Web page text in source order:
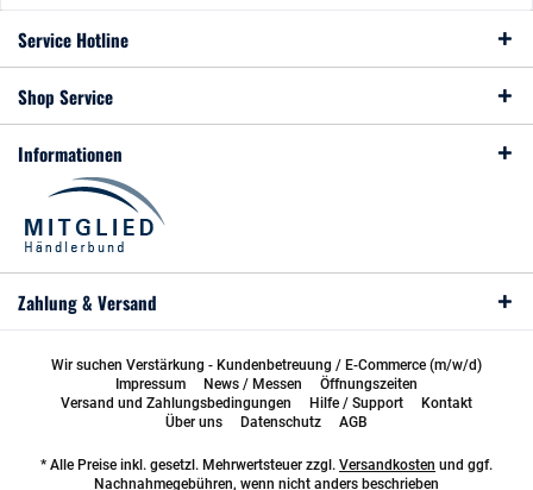
Service Hotline
Shop Service
Informationen
Zahlung & Versand
Wir suchen Verstärkung - Kundenbetreuung / E-Commerce (m/w/d)
Impressum
News / Messen
Öffnungszeiten
Versand und Zahlungsbedingungen
Hilfe / Support
Kontakt
Über uns
Datenschutz AGB
* Alle Preise inkl. gesetzl. Mehrwertsteuer zzgl. Versandkosten und ggf.
Nachnahmegebühren, wenn nicht anders beschrieben